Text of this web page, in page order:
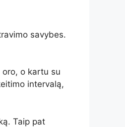
savybes.
o kartu su
intervalą,
Taip pat